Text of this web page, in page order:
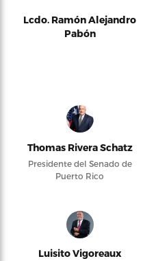
Lcdo. Ramón Alejandro
Pabón
Thomas Rivera Schatz
Presidente del Senado de
Puerto Rico
Luisito Vigoreaux